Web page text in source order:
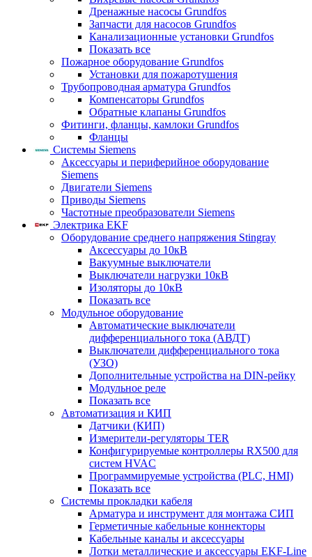
Дренажные насосы Grundfos
Запчасти для насосов Grundfos
Канализационные установки Grundfos
Показать все
Пожарное оборудование Grundfos
Установки для пожаротушения
Трубопроводная арматура Grundfos
Компенсаторы Grundfos
Обратные клапаны Grundfos
Фитинги, фланцы, камлоки Grundfos
Фланцы
Системы Siemens
Аксессуары и периферийное оборудование
Siemens
Двигатели Siemens
Приводы Siemens
Частотные преобразователи Siemens
Электрика EKF
Оборудование среднего напряжения Stingray
Аксессуары до 10кВ
Вакуумные выключатели
Выключатели нагрузки 10кВ
Изоляторы до 10кВ
Показать все
Модульное оборудование
Автоматические выключатели
дифференциального тока (АВДТ)
Выключатели дифференциального тока
(УЗО)
Дополнительные устройства на DIN-рейку
Модульное реле
Показать все
Автоматизация и КИП
Датчики (КИП)
Измерители-регуляторы TER
Конфигурируемые контроллеры RX500 для
систем HVAC
Программируемые устройства (PLC, HMI)
Показать все
Системы прокладки кабеля
Арматура и инструмент для монтажа СИП
Герметичные кабельные коннекторы
Кабельные каналы и аксессуары
Лотки металлические и аксессуары EKF-Line